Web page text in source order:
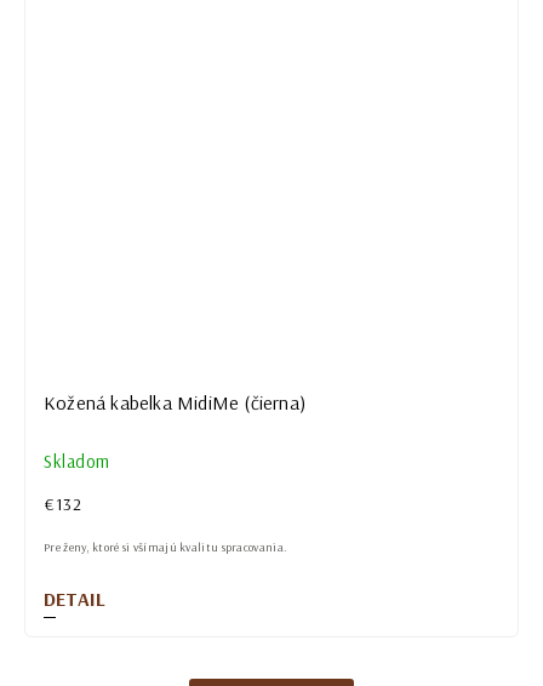
Kožená kabelka MidiMe (čierna)
Skladom
€132
DETAIL
Pre ženy, ktoré si všímajú kvalitu spracovania.